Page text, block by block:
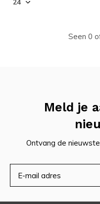
Seen 0
Meld je
Ontvang de